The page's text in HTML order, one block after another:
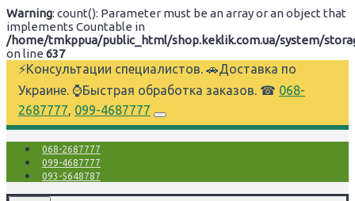
Warning: count(): Parameter must be an array or an object that
implements Countable in
/home/tmkppua/public_html/shop.keklik.com.ua/system/
on line 637
⚡Консультации специалистов. 🚗Доставка по
Украине. ⌚Быстрая обработка заказов. ☎ 068-
2687777, 099-4687777
068-2687777
099-4687777
093-5648787